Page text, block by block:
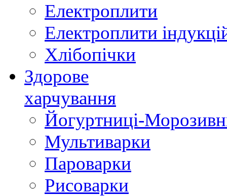
Електроплити
Електроплити
Хлібопічки
Здорове
харчування
Йогуртниці-
Мультиварки
Пароварки
Рисоварки